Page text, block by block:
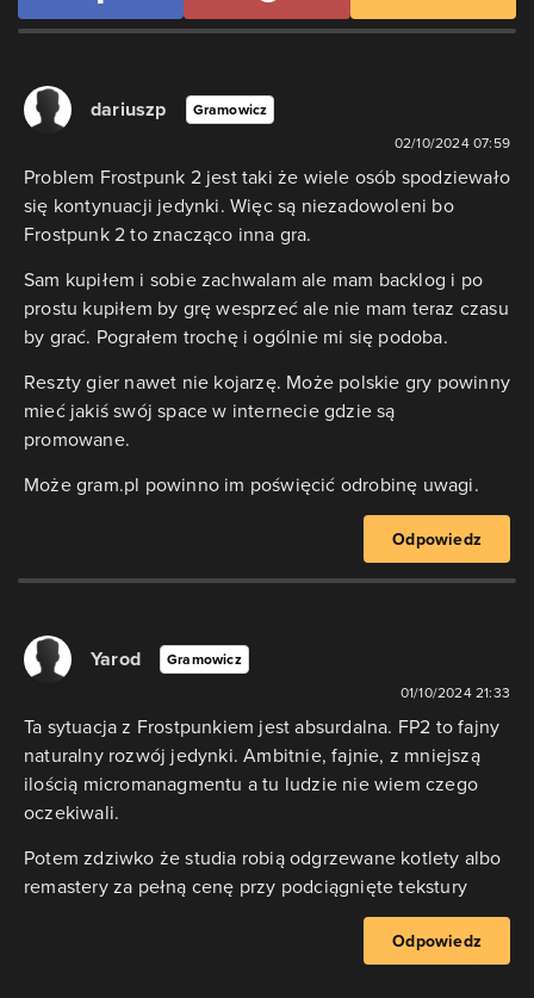
dariuszp
Gramowicz
02/10/2024 07:59
Problem Frostpunk 2 jest taki że wiele osób spodziewało
się kontynuacji jedynki. Więc są niezadowoleni bo
Frostpunk 2 to znacząco inna gra.
Sam kupiłem i sobie zachwalam ale mam backlog i po
prostu kupiłem by grę wesprzeć ale nie mam teraz czasu
by grać. Pograłem trochę i ogólnie mi się podoba.
Reszty gier nawet nie kojarzę. Może polskie gry powinny
mieć jakiś swój space w internecie gdzie są
promowane.
Może gram.pl powinno im poświęcić odrobinę uwagi.
Odpowiedz
Yarod
Gramowicz
01/10/2024 21:33
Ta sytuacja z Frostpunkiem jest absurdalna. FP2 to fajny
naturalny rozwój jedynki. Ambitnie, fajnie, z mniejszą
ilością micromanagmentu a tu ludzie nie wiem czego
oczekiwali.
Potem zdziwko że studia robią odgrzewane kotlety albo
remastery za pełną cenę przy podciągnięte tekstury
Odpowiedz